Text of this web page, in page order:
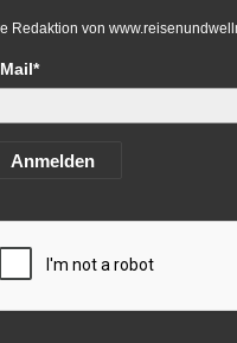
Redaktion von
Anmelden